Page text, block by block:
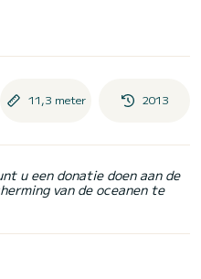
11,3 meter 2013
u een donatie doen aan de
van de oceanen te